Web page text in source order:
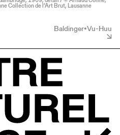
Collection de l’Art Brut, Lausanne
Baldinger•Vu-Huu